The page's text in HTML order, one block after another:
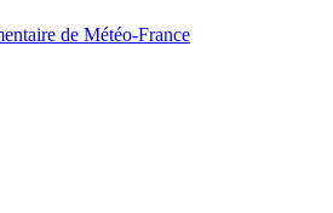
de Météo-France